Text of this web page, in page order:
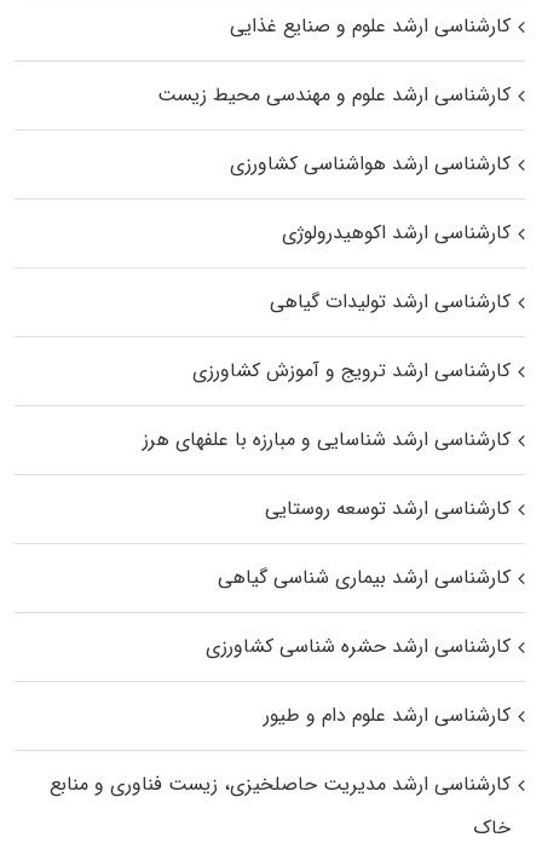
کارشناسی ارشد علوم و صنایع غذایی
کارشناسی ارشد علوم و مهندسی محیط زیست
کارشناسی ارشد هواشناسی کشاورزی
کارشناسی ارشد اکوهیدرولوژی
کارشناسی ارشد تولیدات گیاهی
کارشناسی ارشد ترویج و آموزش کشاورزی
کارشناسی ارشد شناسایی و مبارزه با علفهای هرز
کارشناسی ارشد توسعه روستایی
کارشناسی ارشد بیماری‌ شناسی گیاهی
کارشناسی ارشد حشره‌ شناسی کشاورزی
کارشناسی ارشد علوم دام و طیور
کارشناسی ارشد مدیریت حاصلخیزی، زیست فناوری و منابع
خاک